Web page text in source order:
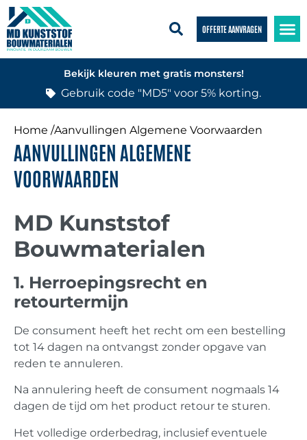
OFFERTE AANVRAGEN
Bekijk kleuren met gratis monsters!
Gebruik code "MD5" voor 5% korting.
Home /Aanvullingen Algemene Voorwaarden
AANVULLINGEN ALGEMENE
VOORWAARDEN
MD Kunststof
Bouwmaterialen
1. Herroepingsrecht en
retourtermijn
De consument heeft het recht om een bestelling
tot 14 dagen na ontvangst zonder opgave van
reden te annuleren.
Na annulering heeft de consument nogmaals 14
dagen de tijd om het product retour te sturen.
Het volledige orderbedrag, inclusief eventuele